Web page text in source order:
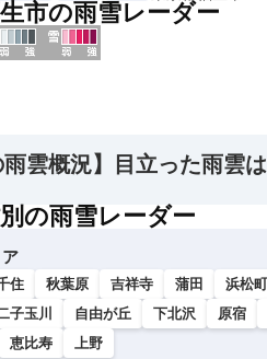
市の雨雪レーダー
雨雲概況】目立った雨雲
の雨雪レーダー
住 秋葉原 吉祥寺 蒲田 浜松町
子玉川 自由が丘 下北沢 原宿
恵比寿 上野